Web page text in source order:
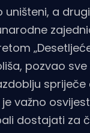
a
pozvao
važno
dostajati za